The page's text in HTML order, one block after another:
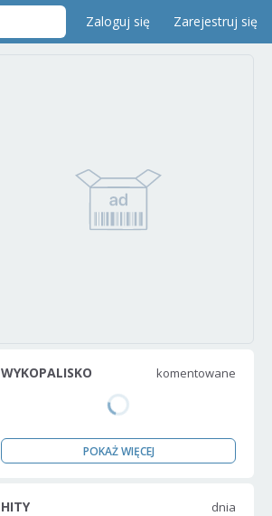
Zaloguj się Zarejestruj się
WYKOPALISKO komentowane
POKAŻ WIĘCEJ
HITY dnia